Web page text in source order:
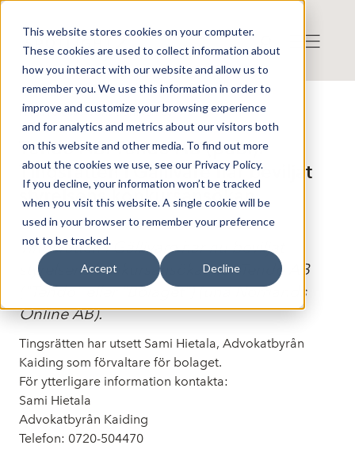
This website stores cookies on your computer.
These cookies are used to collect information about
how you interact with our website and allow us to
remember you. We use this information in order to
improve and customize your browsing experience
and for analytics and metrics about our visitors both
on this website and other media. To find out more
about the cookies we use, see our Privacy Policy.
If you decline, your information won’t be tracked
when you visit this website. A single cookie will be
used in your browser to remember your preference
not to be tracked.
Accept Decline
Press release from Companies
Published: 2025-05-21 13:57:27
Tendo AB: Tendo AB (publ):
Tingsrätten i Gällivare har beviljat
styrelsens konkursansökan
Tingsrätten i Gällivare har nu beviljat
styrelsens konkursansökan för Tendo AB
("Tendo" eller "Bolaget") (unä Norrlands
Online AB).
Tingsrätten har utsett Sami Hietala, Advokatbyrån
Kaiding som förvaltare för bolaget.
För ytterligare information kontakta:
Sami Hietala
Advokatbyrån Kaiding
Telefon: 0720-504470